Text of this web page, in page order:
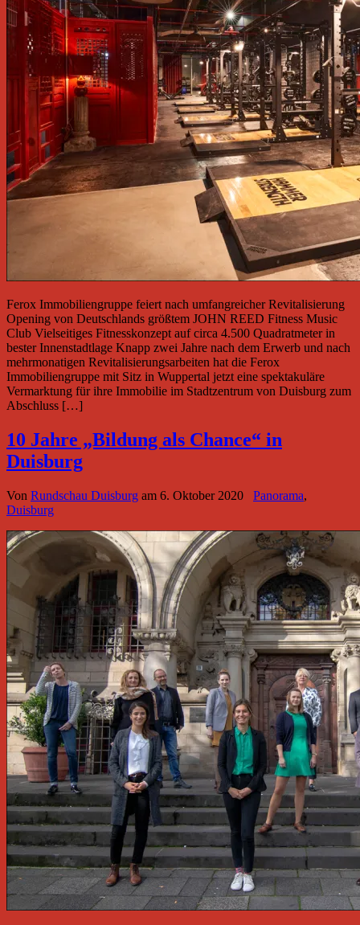
Ferox Immobiliengruppe feiert nach umfangreicher Revitalisierung
Opening von Deutschlands größtem JOHN REED Fitness Music
Club Vielseitiges Fitnesskonzept auf circa 4.500 Quadratmeter in
bester Innenstadtlage Knapp zwei Jahre nach dem Erwerb und nach
mehrmonatigen Revitalisierungsarbeiten hat die Ferox
Immobiliengruppe mit Sitz in Wuppertal jetzt eine spektakuläre
Vermarktung für ihre Immobilie im Stadtzentrum von Duisburg zum
Abschluss […]
10 Jahre „Bildung als Chance“ in
Duisburg
Von Rundschau Duisburg am 6. Oktober 2020 Panorama,
Duisburg